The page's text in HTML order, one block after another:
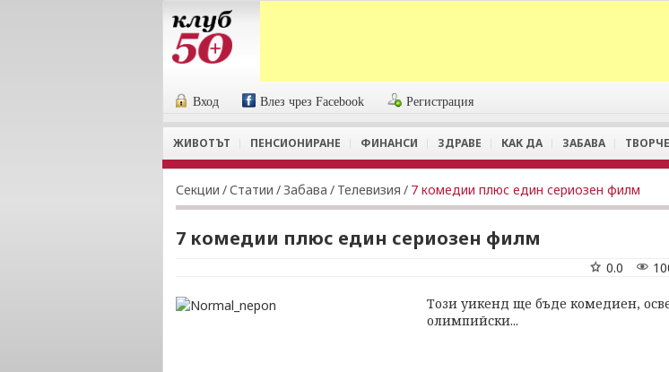
Вход Влез чрез Facebook Регистрация
ЖИВОТЪТ ПЕНСИОНИРАНЕ ФИНАНСИ ЗДРАВЕ КАК ДА ЗАБАВА
Секции /Статии / Забава / Телевизия / 7 комедии плюс един сериозен филм
7 комедии плюс един сериозен филм
0.0
Този уикенд ще бъде комедиен,
олимпийски...